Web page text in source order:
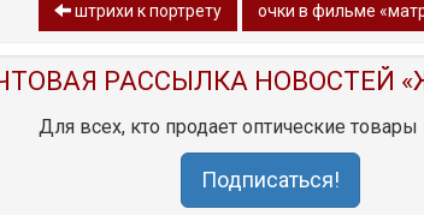
штрихи к портрету очки в фильме
РАССЫЛКА НОВОСТЕЙ
Для всех, кто продает оптические товары
Подписаться!